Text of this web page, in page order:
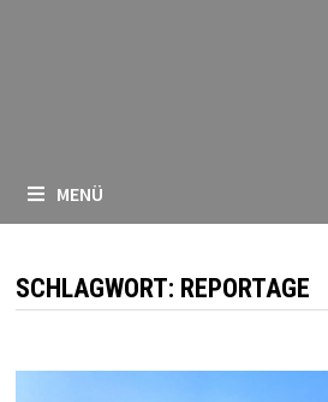
MENÜ
SCHLAGWORT: REPORTAGE